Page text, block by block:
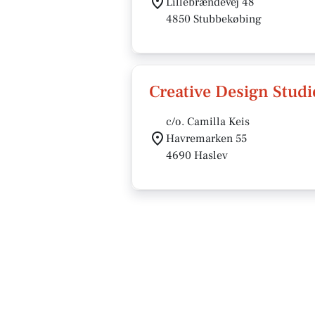
4850 Stubbekøbing
Creative Design
c/o. Camilla Keis
Havremarken 55
4690 Haslev